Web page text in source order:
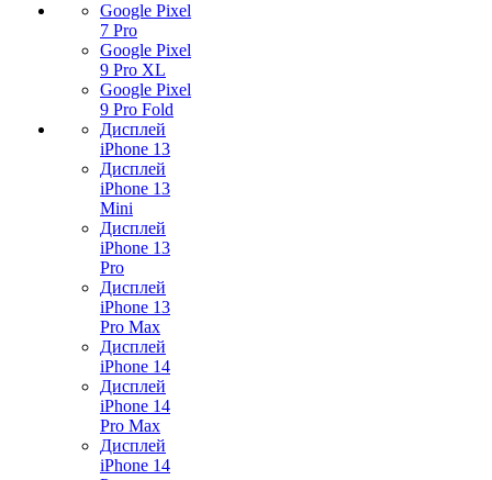
Google Pixel
7 Pro
Google Pixel
9 Pro XL
Google Pixel
9 Pro Fold
Дисплей
iPhone 13
Дисплей
iPhone 13
Mini
Дисплей
iPhone 13
Pro
Дисплей
iPhone 13
Pro Max
Дисплей
iPhone 14
Дисплей
iPhone 14
Pro Max
Дисплей
iPhone 14